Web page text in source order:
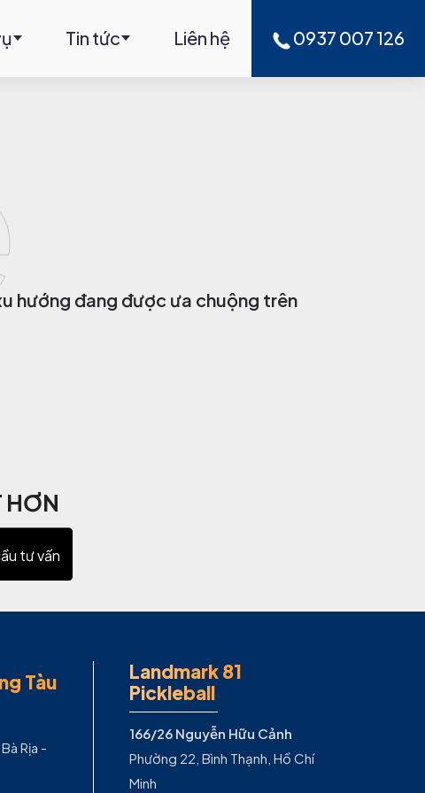
Tin tức Liên hệ 0937 007 126
hướng đang được ưa chuộng trên
HƠN
tư vấn
Tàu
Rịa -
Landmark 81
Pickleball
166/26 Nguyễn Hữu Cảnh
Phường 22, Bình Thạnh, Hồ Chí
Minh